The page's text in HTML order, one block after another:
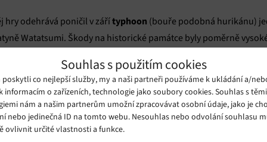
Souhlas s použitím cookies
poskytli co nejlepší služby, my a naši partneři používáme k ukládání a/
informacím o zařízeních, technologie jako soubory cookies. Souhlas s
nám a našim partnerům umožní zpracovávat osobní údaje, jako je
nebo jedinečná ID na tomto webu. Nesouhlas nebo odvolání souhlasu
ovlivnit určité vlastnosti a funkce.
hry odehrává poničil v zářítyphoon (bouře podobná hurikánu)
Watatsumi. Škody na historické památce byly poměrně
dostatek finančních prostředků na jejich opravu.
hře Ghost of Tsushima poměrně důležitou roli a hráči je znali,
kampaňa zkusit s ní oslovit hráčskou